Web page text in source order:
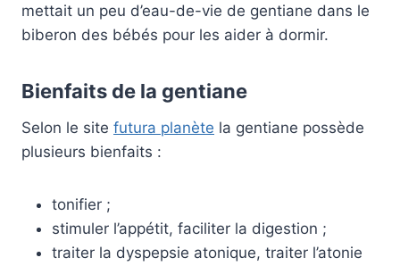
mettait un peu d’eau-de-vie de gentiane dans le
biberon des bébés pour les aider à dormir.
Bienfaits de la gentiane
Selon le site futura planète la gentiane possède
plusieurs bienfaits :
tonifier ;
stimuler l’appétit, faciliter la digestion ;
traiter la dyspepsie atonique, traiter l’atonie